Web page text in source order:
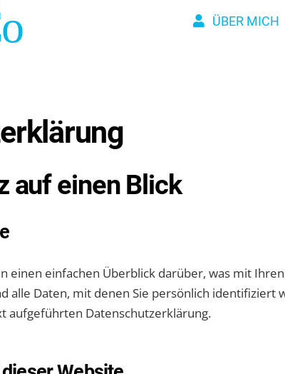
ÜBER MICH
auf einen Blick
einen einfachen Überblick darüber, was mit
alle Daten, mit denen Sie persönlich
aufgeführten Datenschutzerklärung.